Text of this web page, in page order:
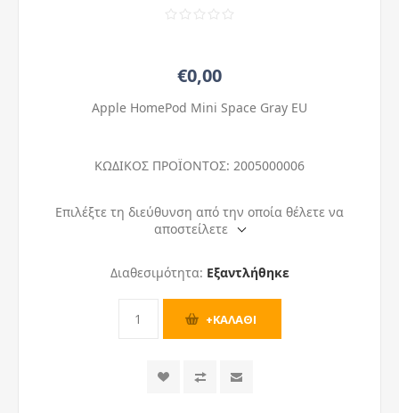
€0,00
Apple HomePod Mini Space Gray EU
ΚΩΔΙΚΟΣ ΠΡΟΪΟΝΤΟΣ: 2005000006
Επιλέξτε τη διεύθυνση από την οποία θέλετε να
αποστείλετε
Διαθεσιμότητα: Εξαντλήθηκε